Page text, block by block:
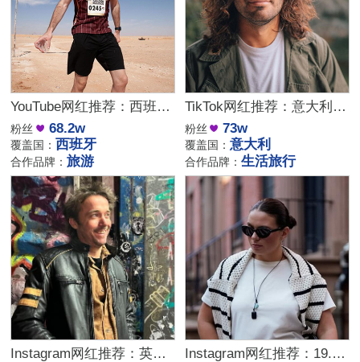
YouTube网红推荐：西班牙旅行海外kol博主适合旅游品牌推广合作
粉丝 68.2w
覆盖国： 西班牙
合作品牌：旅游
TikTok网红推荐：意大利旅行博主适合美食美景探店推广
粉丝 73w
覆盖国：意大利
合作品牌：生活旅行
Instagram网红推荐：英国户外露营博主适合户外品牌推广 Instagram网红推荐：19.7万粉美国时尚旅行博主合作价值与数据分析